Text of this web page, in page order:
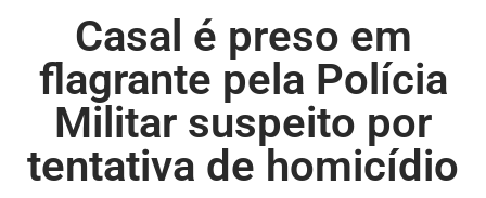
Casal é preso em
flagrante pela Polícia
Militar suspeito por
tentativa de homicídio